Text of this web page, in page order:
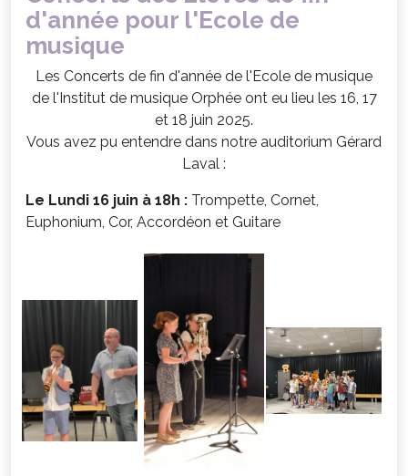
d'année pour l'Ecole de
musique
Les Concerts de fin d'année de l'Ecole de musique
de l'Institut de musique Orphée ont eu lieu les 16, 17
et 18 juin 2025.
Vous avez pu entendre dans notre auditorium Gérard
Laval :
Le Lundi 16 juin à 18h : Trompette, Cornet,
Euphonium, Cor, Accordéon et Guitare